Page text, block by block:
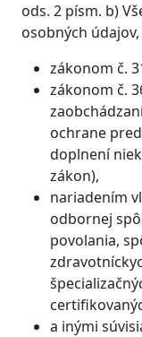
ods. 2 písm. b)
osobných
zákonom č.
zákonom č.
ochrane
doplnení
zákon),
nariadením
odbornej
povolania,
a inými